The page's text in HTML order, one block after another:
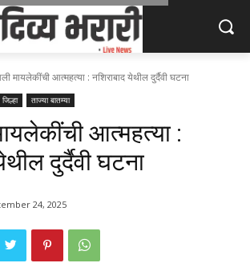
मायलेकींची आत्महत्या : नशिराबाद येथील दुर्दैवी घटना
ताज्या बातम्या
आत्महत्या :
दुर्दैवी घटना
24, 2025